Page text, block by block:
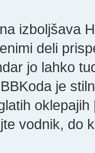
izboljšava
deli
jo lahko
je
vodnik, do